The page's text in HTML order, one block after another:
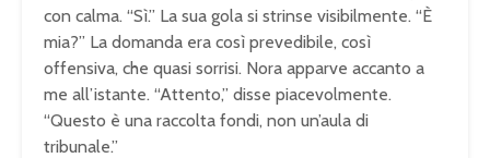
con calma. “Sì.” La sua gola si strinse visibilmente. “È
mia?” La domanda era così prevedibile, così
offensiva, che quasi sorrisi. Nora apparve accanto a
me all’istante. “Attento,” disse piacevolmente.
“Questo è una raccolta fondi, non un’aula di
tribunale.”